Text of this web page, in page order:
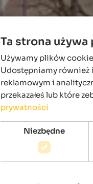
Ta strona
Używamy plików
Udostępniamy również
reklamowym i
przekazałeś lub które
prywatności
Niezbędne